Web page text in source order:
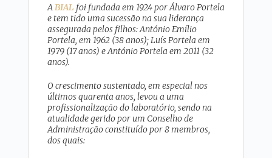
ABIAL foi fundada em 1924 por Álvaro Portela
e tem tido uma sucessão na sua liderança
assegurada pelos filhos: António Emílio
Portela, em 1962 (38 anos); Luís Portela em
1979 (17 anos) e António Portela em 2011 (32
anos).
O crescimento sustentado, em especial nos
últimos quarenta anos, levou a uma
profissionalização do laboratório, sendo na
atualidade gerido por um Conselho de
Administração constituído por 8 membros,
dos quais: